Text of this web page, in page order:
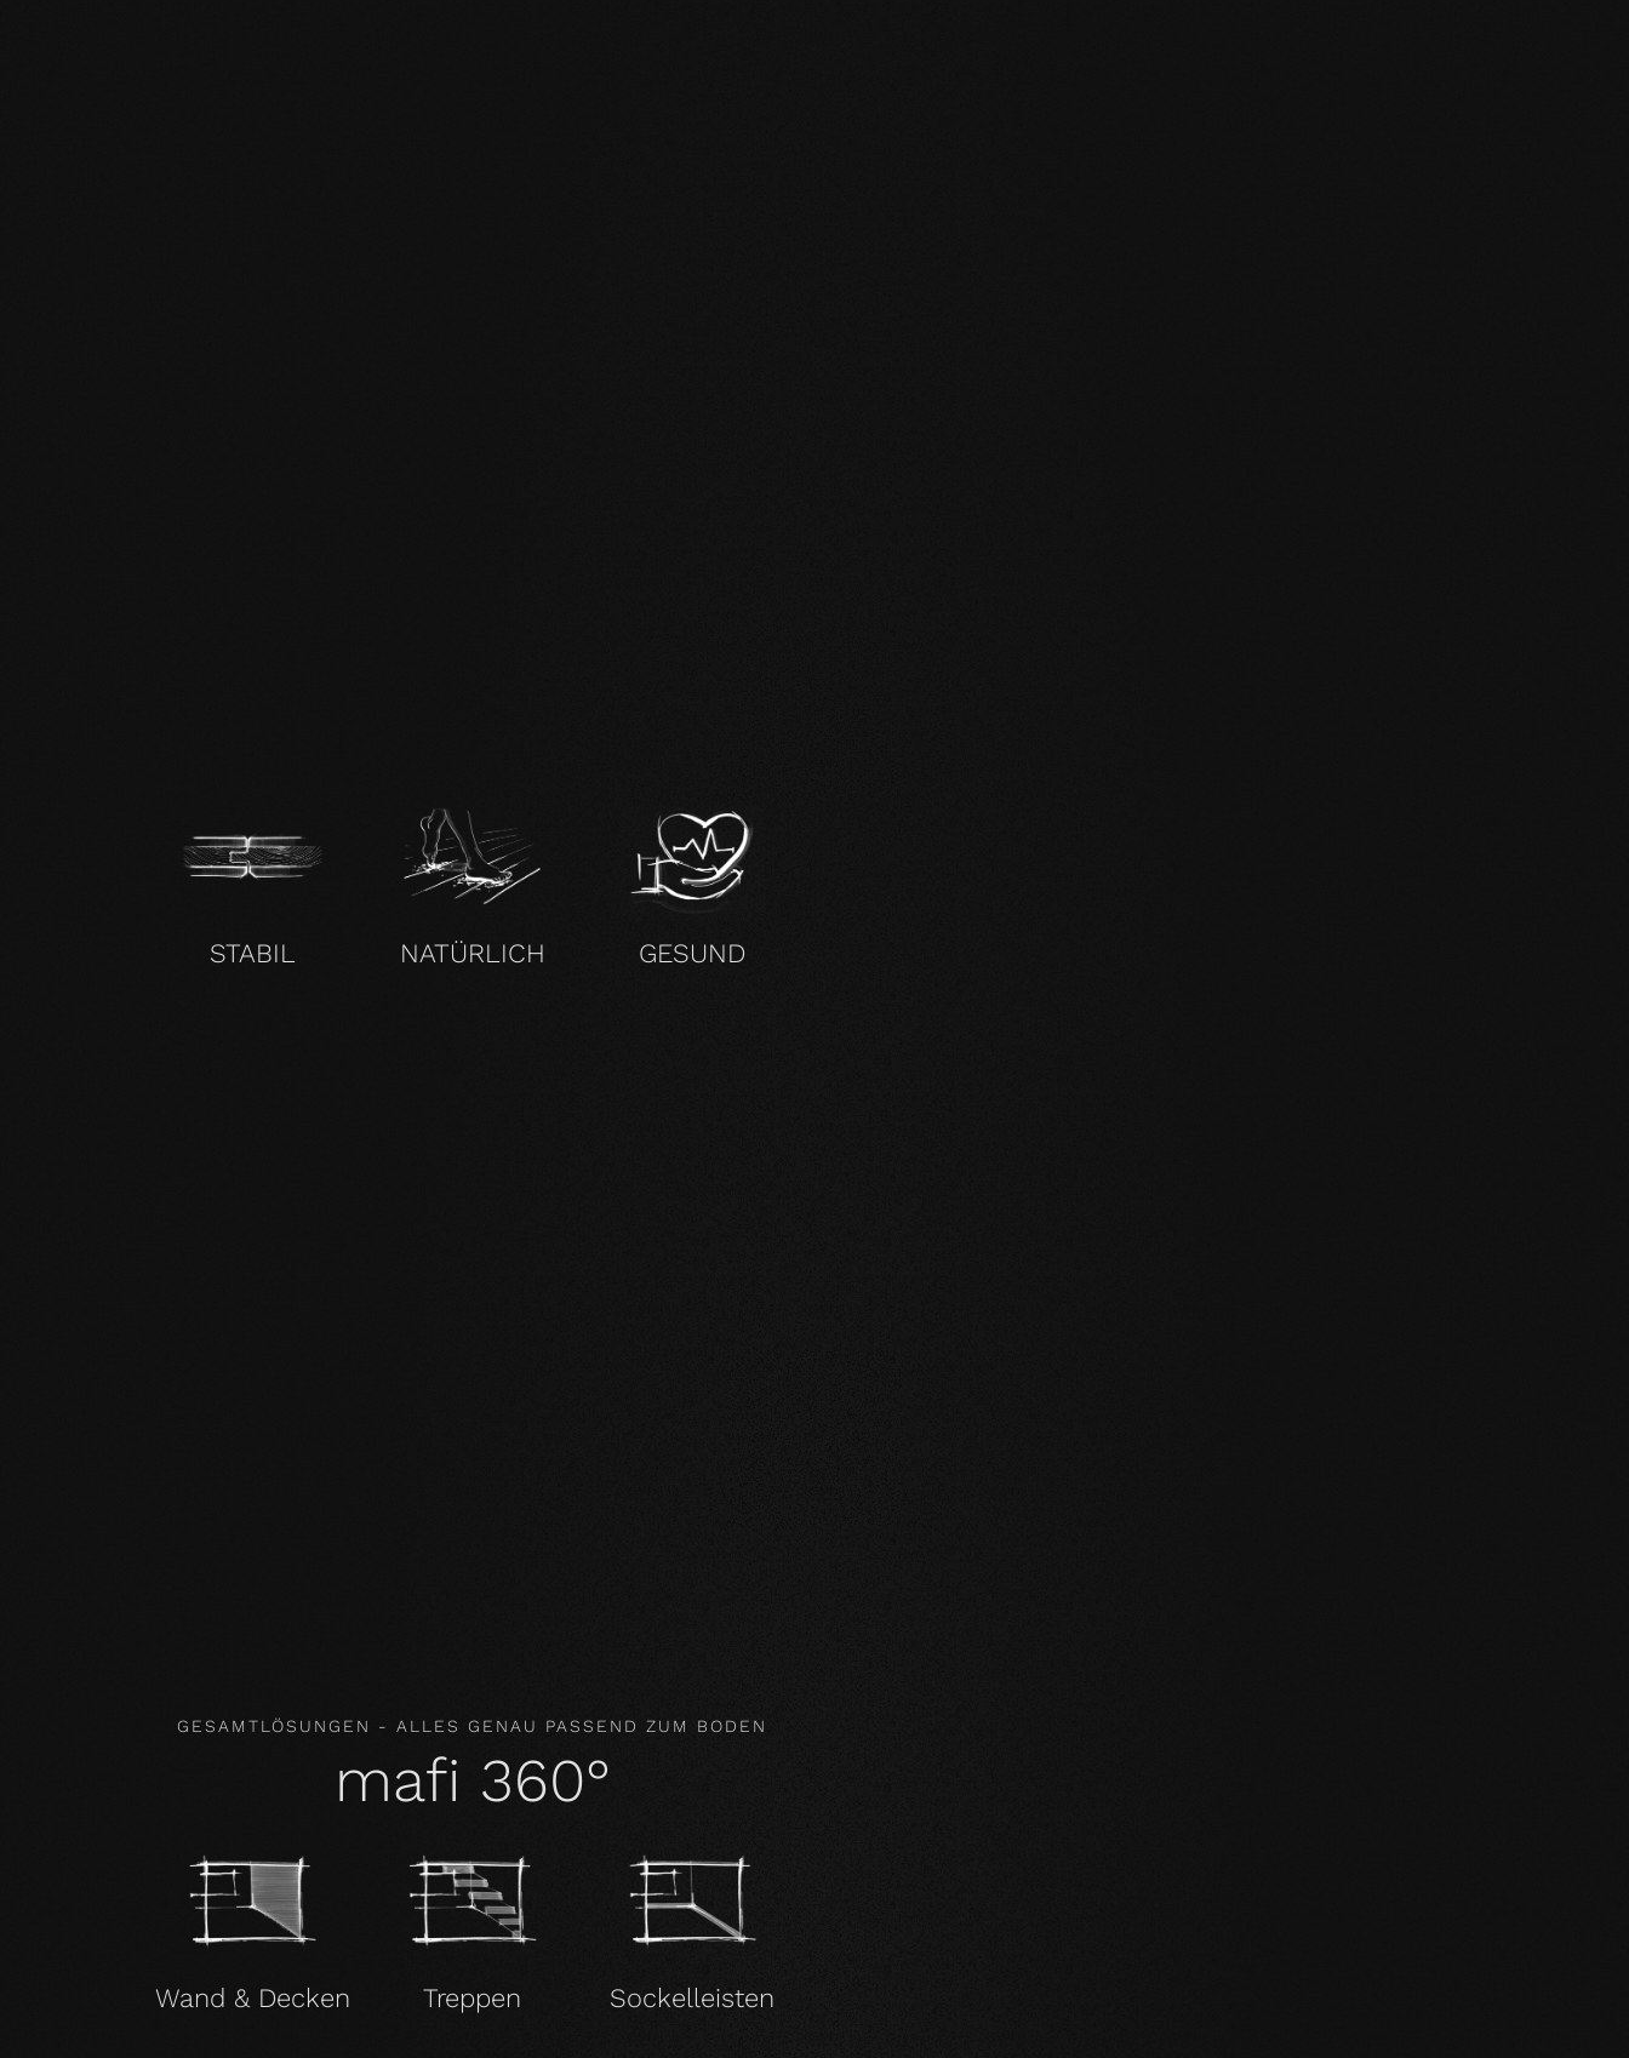
STABIL NATÜRLICH GESUND
GESAMTLÖSUNGEN - ALLES GENAU PASSEND ZUM BODEN
mafi 360°
Wand & Decken Treppen Sockelleisten